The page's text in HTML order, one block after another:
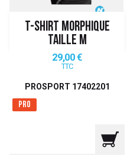
T-SHIRT MORPHIQUE
TAILLE M
Prix
29,00 €
TTC
PROSPORT 17402201
Pro